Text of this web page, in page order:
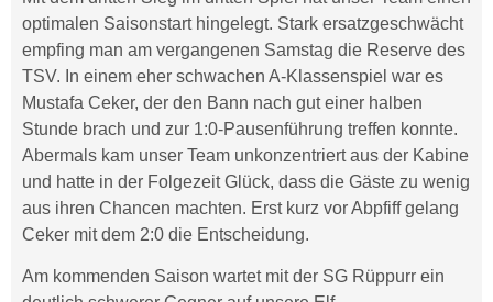
optimalen Saisonstart hingelegt. Stark ersatzgeschwächt
empfing man am vergangenen Samstag die Reserve des
TSV. In einem eher schwachen A-Klassenspiel war es
Mustafa Ceker, der den Bann nach gut einer halben
Stunde brach und zur 1:0-Pausenführung treffen konnte.
Abermals kam unser Team unkonzentriert aus der Kabine
und hatte in der Folgezeit Glück, dass die Gäste zu wenig
aus ihren Chancen machten. Erst kurz vor Abpfiff gelang
Ceker mit dem 2:0 die Entscheidung.
Am kommenden Saison wartet mit der SG Rüppurr ein